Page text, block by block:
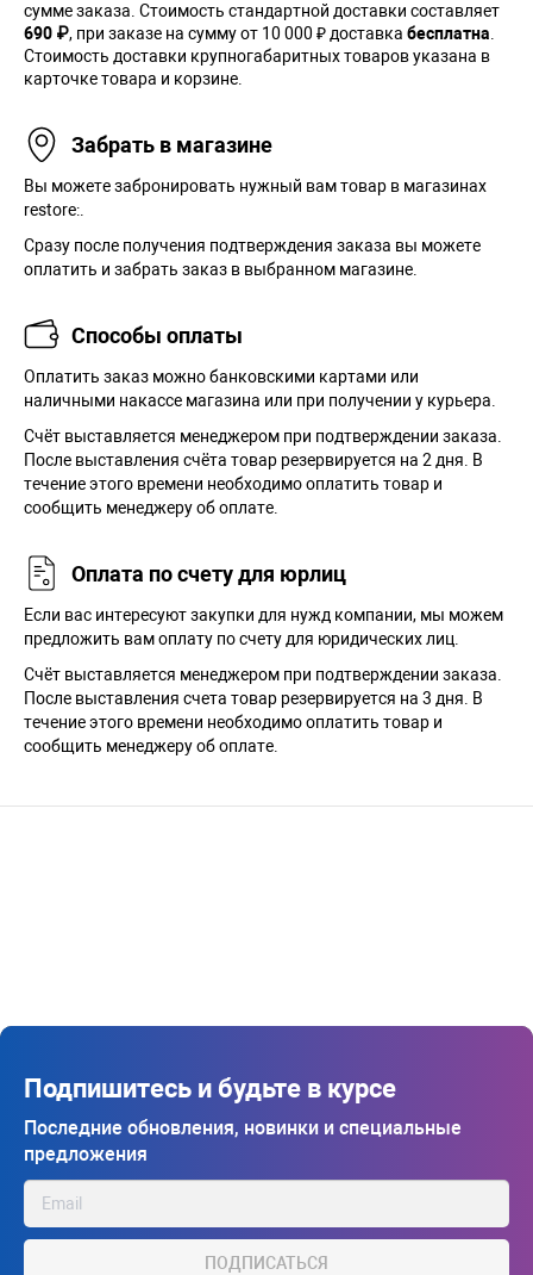
сумме заказа. Cтоимость стандартной доставки составляет
690 ₽, при заказе на сумму от 10 000 ₽ доставка бесплатна
Стоимость доставки крупногабаритных товаров указана в
карточке товара и корзине.
Забрать в магазине
Вы можете забронировать нужный вам товар в магазинах
restore:.
Сразу после получения подтверждения заказа вы можете
оплатить и забрать заказ в выбранном магазине.
Способы оплаты
Оплатить заказ можно банковскими картами или
наличными накассе магазина или при получении у курьера.
Cчёт выставляется менеджером при подтверждении заказа.
После выставления счёта товар резервируется на 2 дня. В
течение этого времени необходимо оплатить товар и
сообщить менеджеру об оплате.
Оплата по счету для юрлиц
Если вас интересуют закупки для нужд компании, мы можем
предложить вам оплату по счету для юридических лиц.
Счёт выставляется менеджером при подтверждении заказа.
После выставления счета товар резервируется на 3 дня. В
течение этого времени необходимо оплатить товар и
сообщить менеджеру об оплате.
Подпишитесь и будьте в курсе
Последние обновления, новинки и специальные
предложения
ПОДПИСАТЬСЯ